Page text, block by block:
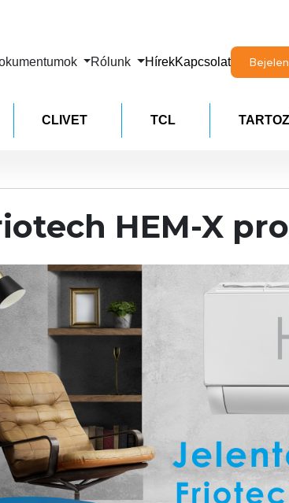
Rólunk HírekKapcsolat
CLIVET TCL
HEM-X